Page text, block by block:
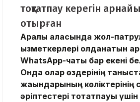
тоқтатпау керегін
отырған
Арқалық қаласында жол-
қызметкерлері қолданатын
WhatsApp-чаты бар екені
Онда олар өздерінің
жақындарының көліктерінің
әріптестері тоқтатпауы үшін